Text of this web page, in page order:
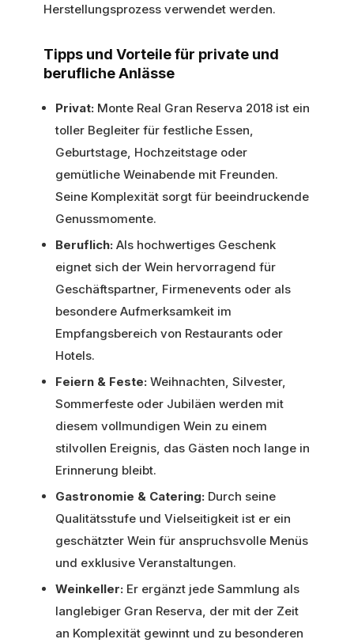
Herstellungsprozess verwendet werden.
Tipps und Vorteile für private und
berufliche Anlässe
Privat: Monte Real Gran Reserva 2018 ist ein
toller Begleiter für festliche Essen,
Geburtstage, Hochzeitstage oder
gemütliche Weinabende mit Freunden.
Seine Komplexität sorgt für beeindruckende
Genussmomente.
Beruflich: Als hochwertiges Geschenk
eignet sich der Wein hervorragend für
Geschäftspartner, Firmenevents oder als
besondere Aufmerksamkeit im
Empfangsbereich von Restaurants oder
Hotels.
Feiern & Feste: Weihnachten, Silvester,
Sommerfeste oder Jubiläen werden mit
diesem vollmundigen Wein zu einem
stilvollen Ereignis, das Gästen noch lange in
Erinnerung bleibt.
Gastronomie & Catering: Durch seine
Qualitätsstufe und Vielseitigkeit ist er ein
geschätzter Wein für anspruchsvolle Menüs
und exklusive Veranstaltungen.
Weinkeller: Er ergänzt jede Sammlung als
langlebiger Gran Reserva, der mit der Zeit
an Komplexität gewinnt und zu besonderen